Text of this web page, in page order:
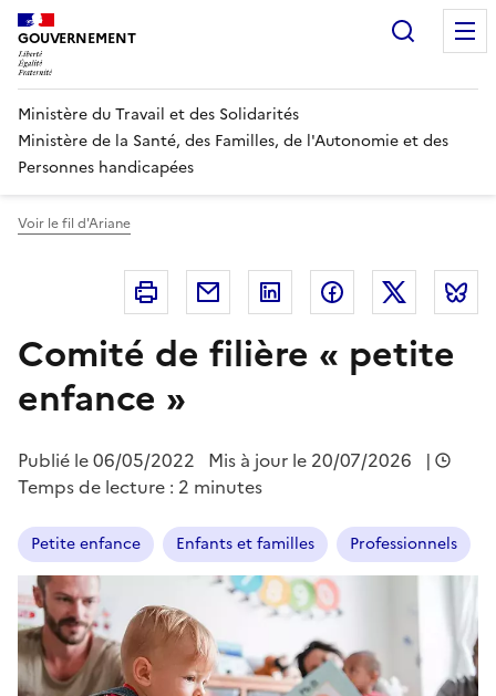
Panneau de gestion des cookies
GOUVERNEMENT
Ministère du Travail et des Solidarités
Ministère de la Santé, des Familles, de l'Autonomie et des
Personnes handicapées
Voir le fil d'Ariane
Imprimer Courriel Linkedin FacebookTwitter
Comité de filière « petite
enfance »
Publié le06/05/2022 Mis à jour le 20/07/2026
|
Temps de lecture : 2 minutes
Petite enfance Enfants et familles Professionnels